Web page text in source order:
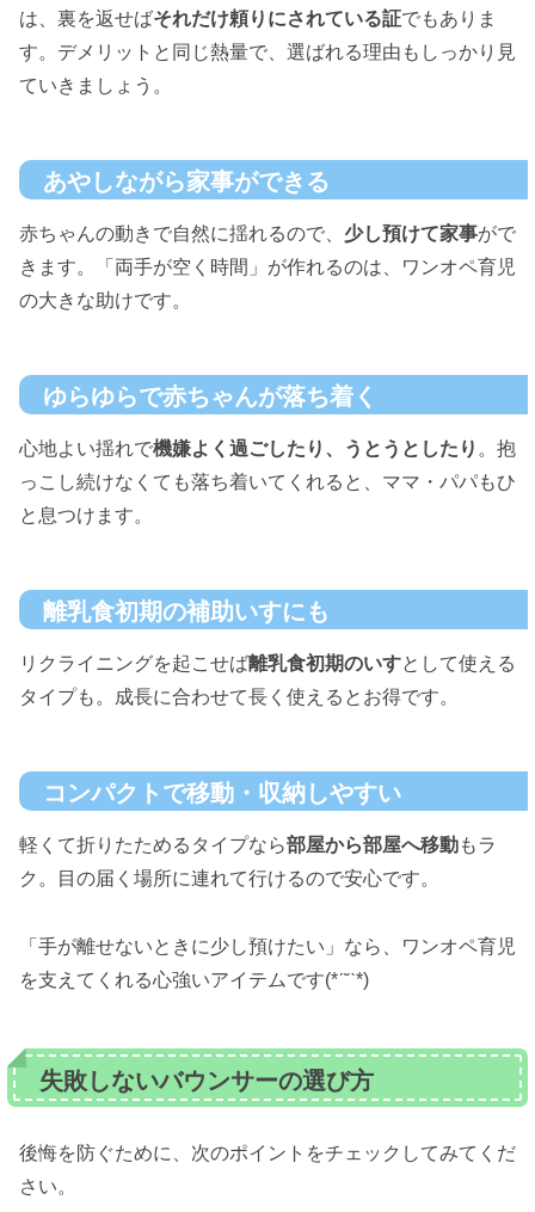
は、裏を返せばそれだけ頼りにされている証でもありま
す。デメリットと同じ熱量で、選ばれる理由もしっかり見
ていきましょう。
あやしながら家事ができる
赤ちゃんの動きで自然に揺れるので、 少し預けて家事がで
きます。「両手が空く時間」が作れるのは、ワンオペ育児
の大きな助けです。
ゆらゆらで赤ちゃんが落ち着く
心地よい揺れで機嫌よく過ごしたり、うとうとしたり 。抱
っこし続けなくても落ち着いてくれると、ママ・パパもひ
と息つけます。
離乳食初期の補助いすにも
リクライニングを起こせば離乳食初期のいすとして使える
タイプも。成長に合わせて長く使えるとお得です。
コンパクトで移動・収納しやすい
軽くて折りたためるタイプなら部屋から部屋へ移動もラ
ク。目の届く場所に連れて行けるので安心です。
「手が離せないときに少し預けたい」なら、ワンオペ育児
を支えてくれる心強いアイテムです(*ˊ˘ˋ*)
失敗しないバウンサーの選び方
後悔を防ぐために、次のポイントをチェックしてみてくだ
さい。